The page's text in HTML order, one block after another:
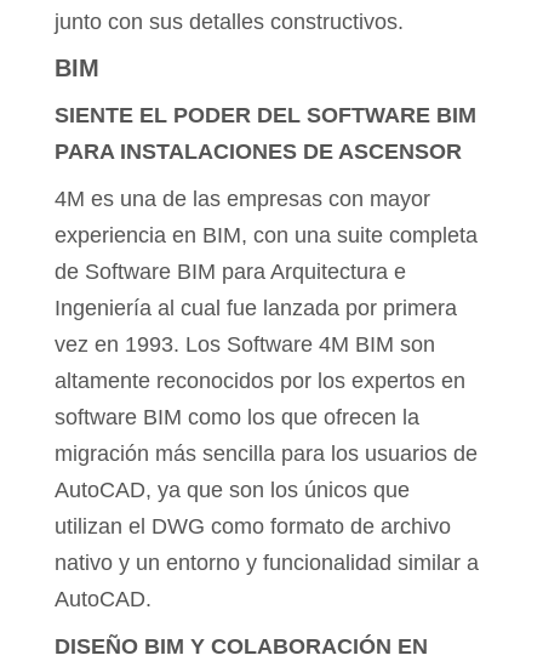
junto con sus detalles constructivos.
BIM
SIENTE EL PODER DEL SOFTWARE BIM
PARA INSTALACIONES DE ASCENSOR
4M es una de las empresas con mayor
experiencia en BIM, con una suite completa
de Software BIM para Arquitectura e
Ingeniería al cual fue lanzada por primera
vez en 1993. Los Software 4M BIM son
altamente reconocidos por los expertos en
software BIM como los que ofrecen la
migración más sencilla para los usuarios de
AutoCAD, ya que son los únicos que
utilizan el DWG como formato de archivo
nativo y un entorno y funcionalidad similar a
AutoCAD.
DISEÑO BIM Y COLABORACIÓN EN